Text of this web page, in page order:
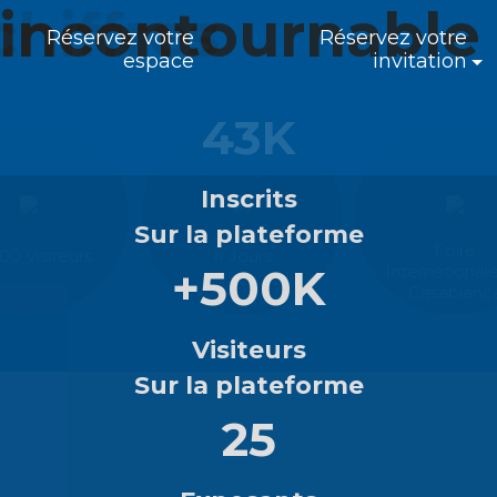
Réservez votre
espace
Réservez votre
invitation
en
43K
Inscrits
Sur la plateforme
+500K
Visiteurs
Sur la plateforme
25